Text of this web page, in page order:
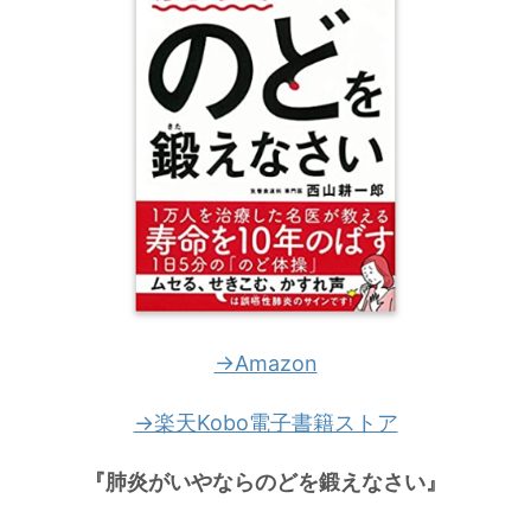
→Amazon
→楽天Kobo電子書籍ストア
『肺炎がいやならのどを鍛えなさい』